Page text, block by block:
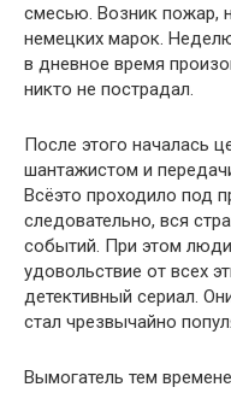
смесью. Возник пожар,
немецких марок.
в дневное время
никто не пострадал.
После этого началась
шантажистом и
Всёэто проходило под
следовательно, вся
событий. При этом
удовольствие от всех
детективный сериал.
стал чрезвычайно
Вымогатель тем